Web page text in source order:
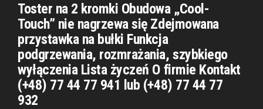
Toster na 2 kromki Obudowa „Cool-
Touch” nie nagrzewa się Zdejmowana
przystawka na bułki Funkcja
podgrzewania, rozmrażania, szybkiego
wyłączenia Lista życzeń O firmie Kontakt
(+48) 77 44 77 941 lub (+48) 77 44 77
932